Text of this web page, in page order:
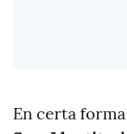
En certa